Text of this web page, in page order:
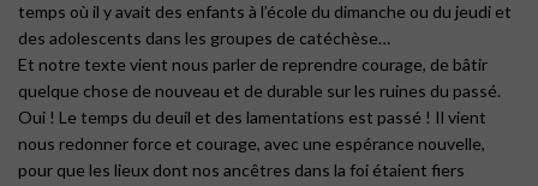
temps où il y avait des enfants à l’école du dimanche ou du jeudi et
des adolescents dans les groupes de catéchèse…
Et notre texte vient nous parler de reprendre courage, de bâtir
quelque chose de nouveau et de durable sur les ruines du passé.
Oui ! Le temps du deuil et des lamentations est passé ! Il vient
nous redonner force et courage, avec une espérance nouvelle,
pour que les lieux dont nos ancêtres dans la foi étaient fiers